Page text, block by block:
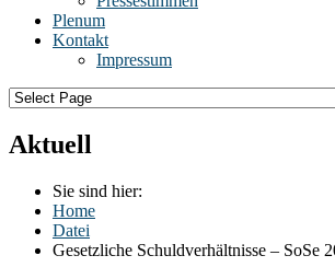
Plenum
Kontakt
Impressum
Aktuell
Sie sind hier:
Home
Datei
Gesetzliche Schuldverhältnisse – SoSe